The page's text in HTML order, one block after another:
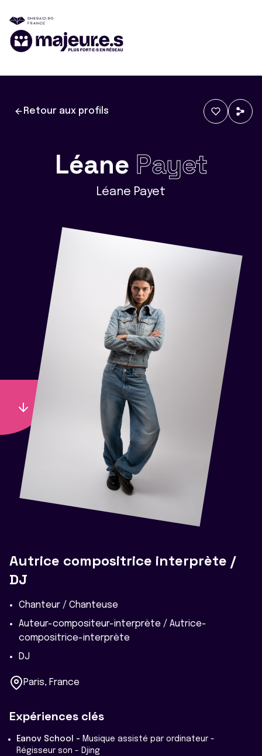
Retour aux profils
Léane Payet
Léane Payet
Autrice compositrice interprète /
DJ
Chanteur / Chanteuse
Auteur-compositeur-interprète / Autrice-
compositrice-interprète
DJ
Paris, France
Expériences clés
Eanov School - Musique assisté par ordinateur -
Régisseur son - Djing